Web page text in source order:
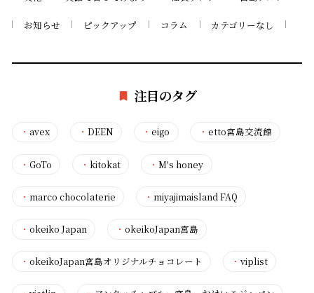
お知らせ ピックアップ コラム カテゴリーなし
注目のタグ
・ avex ・DEEN ・eigo ・ etto宮島交流館
・ GoTo ・kitokat ・M's honey
・ marco chocolaterie ・miyajimaisland FAQ
・ okeiko Japan ・okeikoJapan宮島
・ okeikoJapan宮島オリジナルチョコレート ・viplist